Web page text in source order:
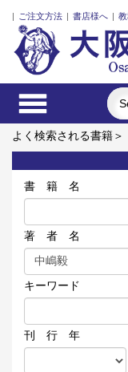
| ご注文方法 | 書店様へ |
よく検索される書籍＞
要素材料・水素貯蔵材
と交流
街に拓く大学
書 籍 名
著 者 名
キーワード
刊 行 年